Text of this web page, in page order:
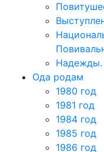
Надежды.
Ода родам
1980 год
1981 год
1984 год
1985 год
1986 год